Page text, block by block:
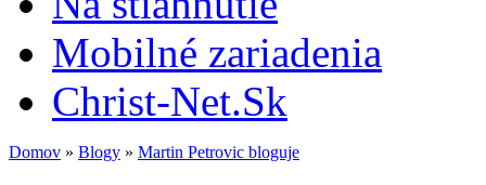
Mobilné zariadenia
Christ-Net.Sk
Domov » Blogy » Martin Petrovic bloguje